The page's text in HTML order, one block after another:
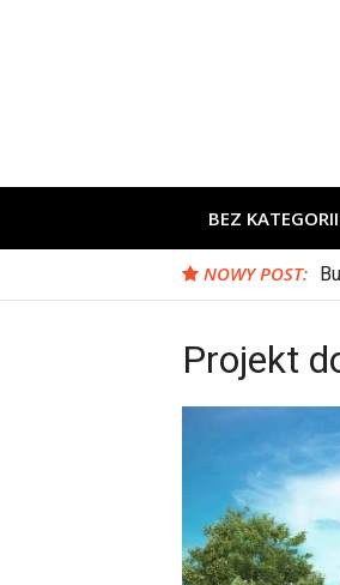
BEZ KATEGORII
NOWY POST:
Projekt